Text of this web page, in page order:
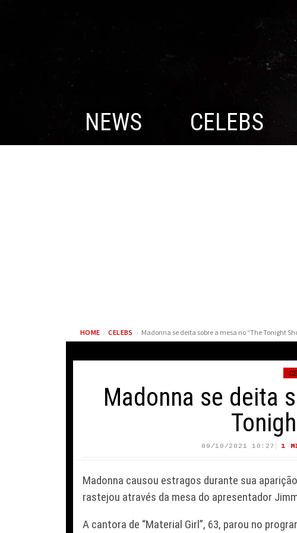
NEWS CELEBS
HOME › CELEBS › Madonna se deita sobre a mesa no “The Tonight
Madonna se deita
09/10/2021 10:27 1
Madonna causou estragos durante sua
rastejou através da mesa do apresentador
A cantora de “Material Girl”, 63, parou no
ESTRATÉGIA DOS
DODGERS APÓS CRÍTICAS
SOBRE HEGEMONIA DA
MARY RIVERA, A
NED EM HOMEM-
SEM VOLTA PARA